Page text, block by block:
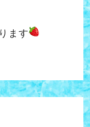
ます